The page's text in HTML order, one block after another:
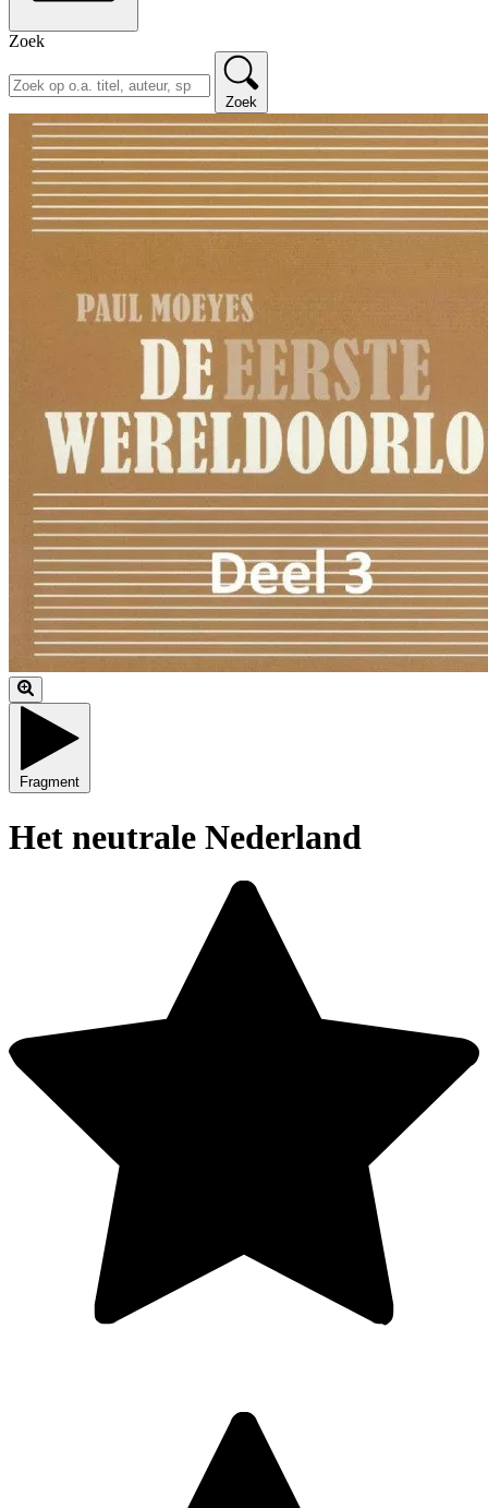
Zoek
Zoek
Fragment
Het neutrale Nederland